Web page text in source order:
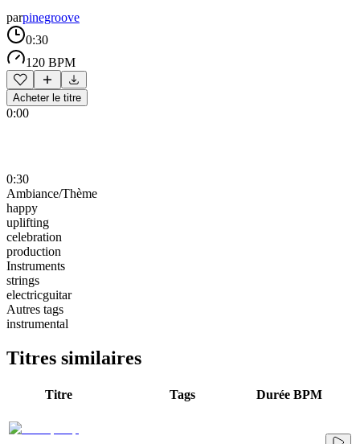
parpinegroove
0:30
120 BPM
Acheter le titre
0:00
0:30
Ambiance/Thème
happy
uplifting
celebration
production
Instruments
strings
electricguitar
Autres tags
instrumental
Titres similaires
Titre Tags Durée BPM